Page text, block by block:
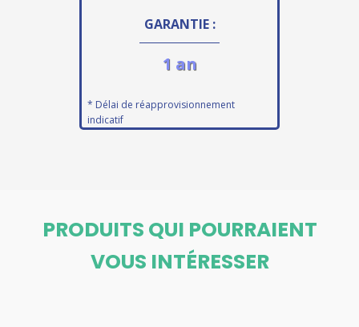
GARANTIE :
1 an
* Délai de réapprovisionnement
indicatif
PRODUITS QUI POURRAIENT
VOUS INTÉRESSER